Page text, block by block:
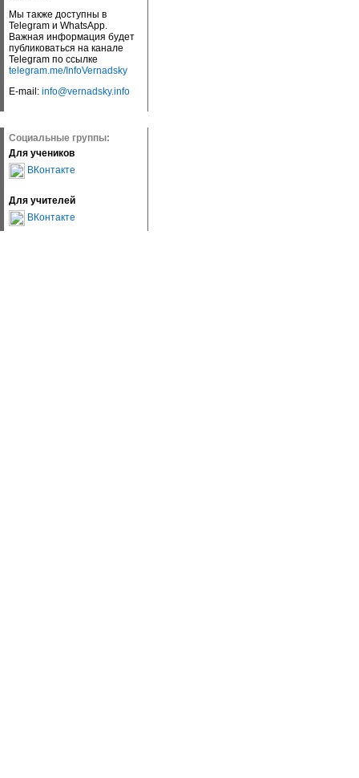
Мы также доступны в
Telegram и WhatsApp.
Важная информация будет
публиковаться на канале
Telegram по ссылке
telegram.me/InfoVernadsky
E-mail: info@vernadsky.info
Социальные группы:
Для учеников
ВКонтакте
Для учителей
ВКонтакте